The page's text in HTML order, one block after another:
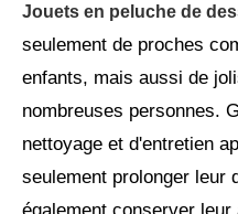
Jouets en peluche de
seulement de proches
enfants, mais aussi de
nombreuses personnes.
nettoyage et d'entretien
seulement prolonger leur